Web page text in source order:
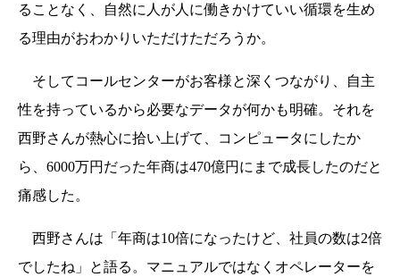
ることなく、自然に人が人に働きかけていい循環を生め
る理由がおわかりいただけただろうか。
そしてコールセンターがお客様と深くつながり、自主
性を持っているから必要なデータが何かも明確。それを
西野さんが熱心に拾い上げて、コンピュータにしたか
ら、6000万円だった年商は470億円にまで成長したのだと
痛感した。
西野さんは「年商は10倍になったけど、社員の数は2倍
でしたね」と語る。マニュアルではなくオペレーターを